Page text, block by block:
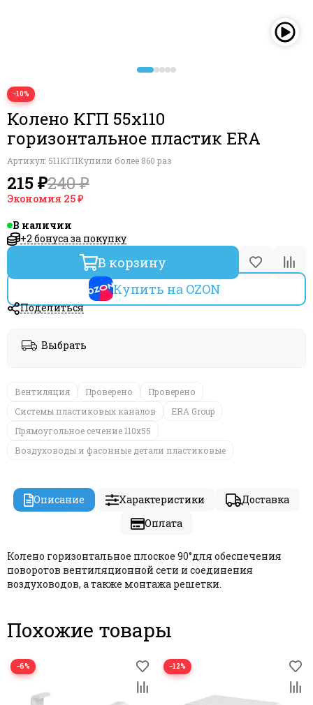
−10%
Колено КГП 55х110
горизонтальное пластик ERA
Артикул: 511КГПКупили более 860 раз
215 ₽240 ₽
Экономия 25 ₽
В наличии
+2 бонуса за покупку
В корзину
Купить на OZON
Поделиться
Выбрать
Вентиляция Проверено
Проверено
Системы пластиковых каналов
ERA Group
Прямоугольное сечение 110х55
Воздуховоды и фасонные детали пластиковые
Описание Характеристики
Доставка
Оплата
Колено горизонтальное плоское 90°для обеспечения
поворотов вентиляционной сети и соединения
воздуховодов, а также монтажа решетки.
Похожие товары
−6% −12%